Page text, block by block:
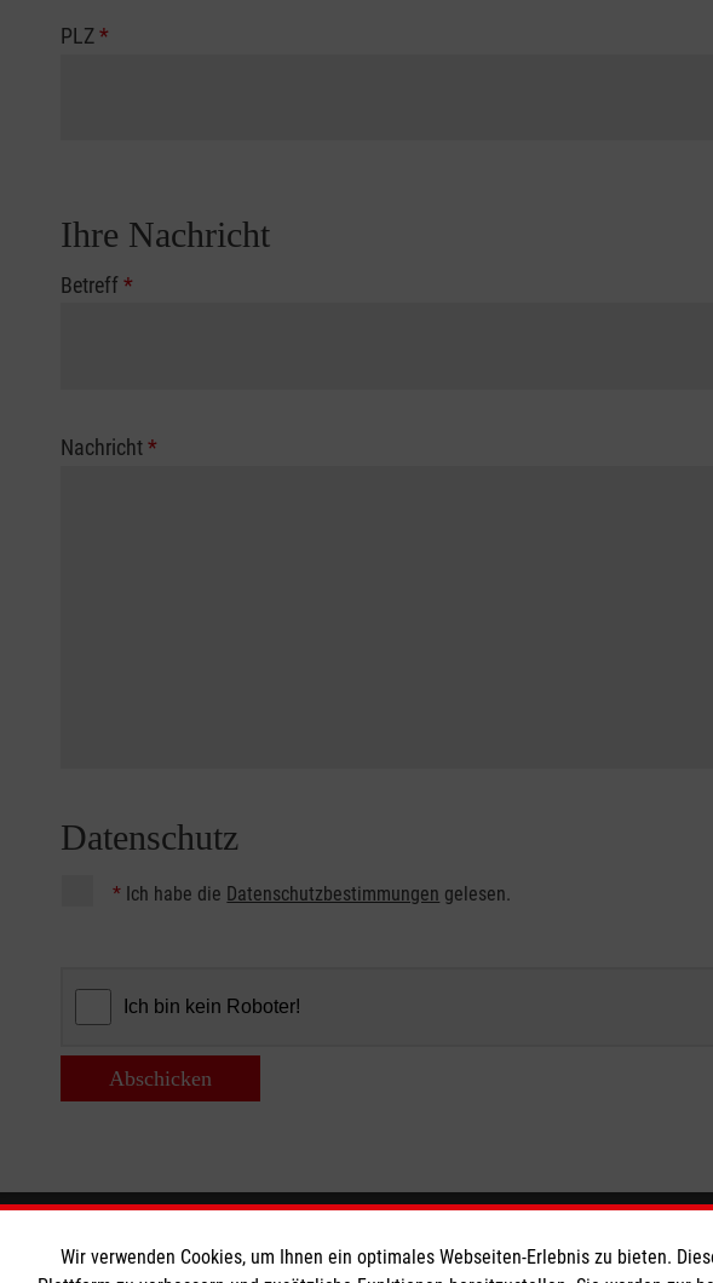
PLZ*
Ihre Nachricht
Betreff*
Nachricht*
Datenschutz
* Ich habe die Datenschutzbestimmungen gelesen.
Abschicken
Informationen Die Malteser
Wir verwenden Cookies, um Ihnen ein optimales Webseiten-Erlebnis zu bieten.